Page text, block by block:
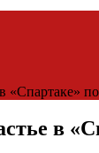
«Спартаке»
в